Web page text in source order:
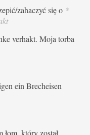
zahaczyć się o *
verhakt. Moja torba
ein Brecheisen
łom, który został